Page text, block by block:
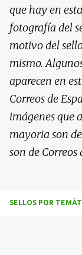
que hay en
fotografía del
motivo del
mismo.
aparecen en
Correos de
imágenes que
mayoria son
son de Correos
SELLOS POR